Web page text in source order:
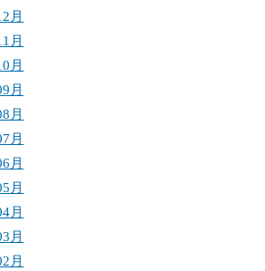
月
月
月
月
月
月
月
月
月
月
月